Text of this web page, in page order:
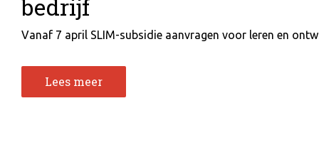
bedrijf
Vanaf 7 april SLIM-subsidie aanvragen voor leren en
Lees meer